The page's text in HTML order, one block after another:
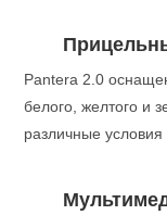
Pantera 2.0
белого, желтого и
различные